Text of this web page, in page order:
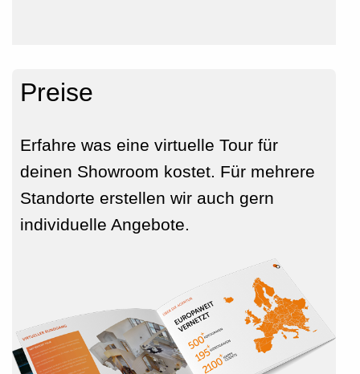
Preise
Erfahre was eine virtuelle Tour für
deinen Showroom kostet. Für mehrere
Standorte erstellen wir auch gern
individuelle Angebote.